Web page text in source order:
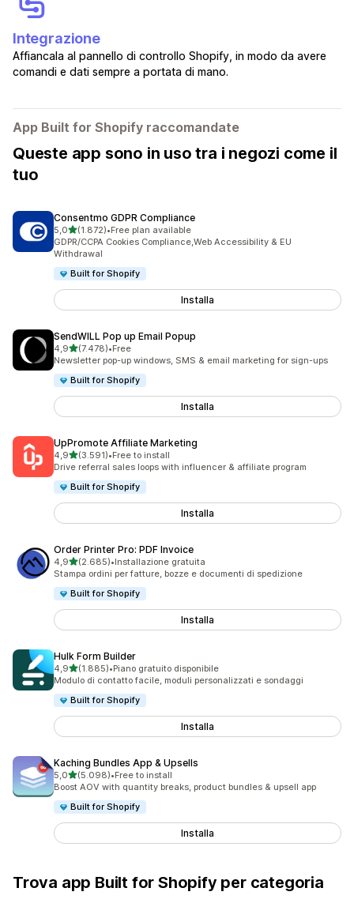
Integrazione
Affiancala al pannello di controllo Shopify, in modo da avere
comandi e dati sempre a portata di mano.
App Built for Shopify raccomandate
Queste app sono in uso tra i negozi come il
tuo
Consentmo GDPR Compliance
5,0stelle su 5
(1.872)
1872 recensioni totali
•Free plan available
GDPR/CCPA Cookies Compliance,Web Accessibility & EU
Withdrawal
Built for Shopify
Installa
SendWILL Pop up Email Popup
4,9stelle su 5
(7.478)
7478 recensioni totali
•Free
Newsletter pop-up windows, SMS & email marketing for sign-ups
Built for Shopify
Installa
UpPromote Affiliate Marketing
4,9stelle su 5
(3.591)
3591 recensioni totali
•Free to install
Drive referral sales loops with influencer & affiliate program
Built for Shopify
Installa
Order Printer Pro: PDF Invoice
4,9stelle su 5
(2.685)
2685 recensioni totali
•Installazione gratuita
Stampa ordini per fatture, bozze e documenti di spedizione
Built for Shopify
Installa
Hulk Form Builder
4,9stelle su 5
(1.885)
1885 recensioni totali
•Piano gratuito disponibile
Modulo di contatto facile, moduli personalizzati e sondaggi
Built for Shopify
Installa
Kaching Bundles App & Upsells
5,0stelle su 5
(5.098)
5098 recensioni totali
•Free to install
Boost AOV with quantity breaks, product bundles & upsell app
Built for Shopify
Installa
Trova app Built for Shopify per categoria